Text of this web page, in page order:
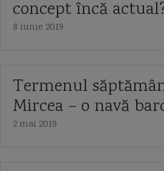
concept încă
8 iunie 2019
Termenul
Mircea – o navă
2 mai 2019